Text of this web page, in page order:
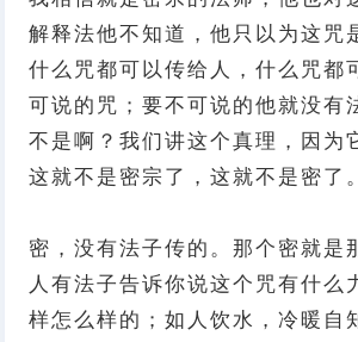
解释法他不知道，他只以为这咒
什么咒都可以传给人，什么咒都
可说的咒；要不可说的他就没有
不是啊？我们讲这个真理，因为
这就不是密宗了，这就不是密了。
密，没有法子传的。那个密就是
人有法子告诉你说这个咒有什么
样怎么样的；如人饮水，冷暖自